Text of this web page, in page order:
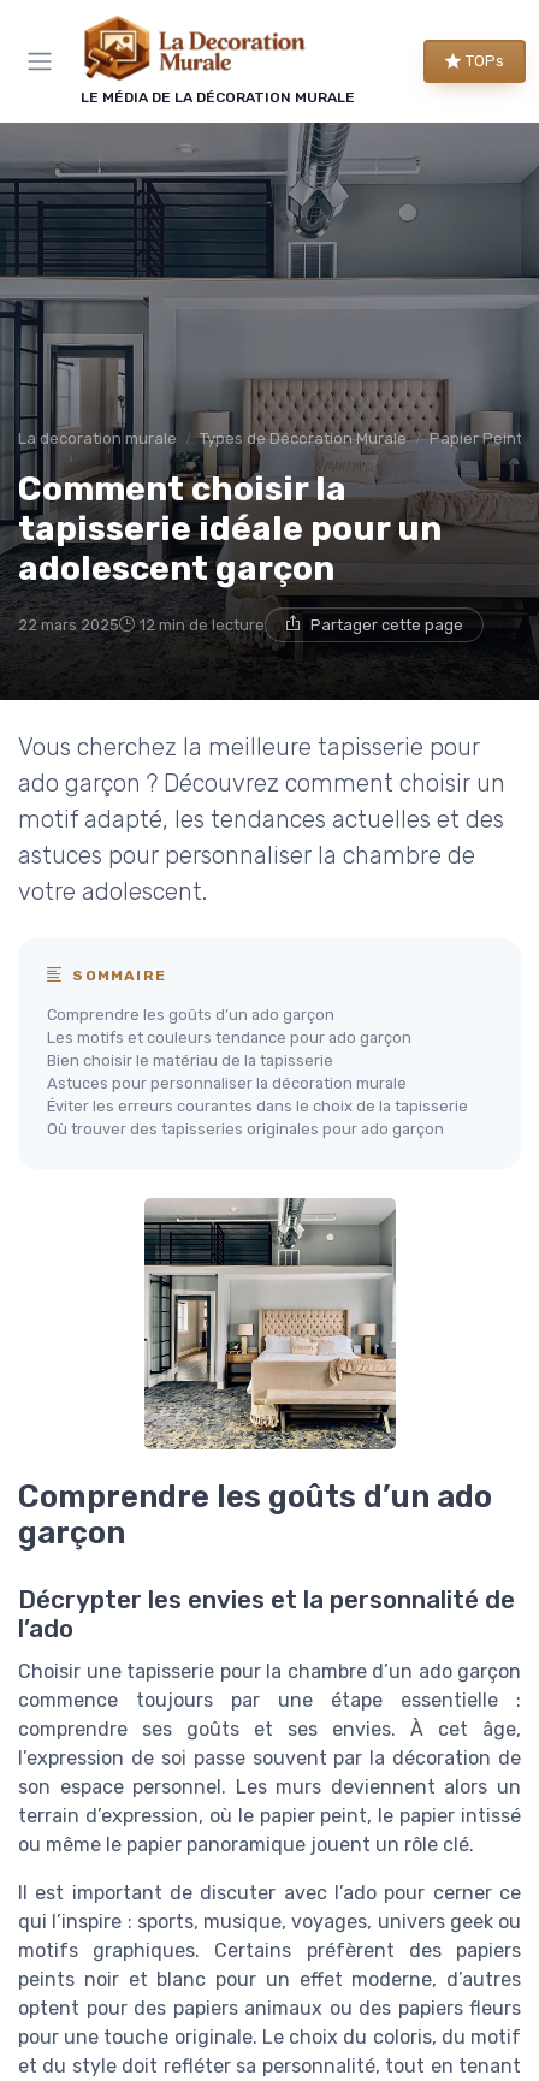
LE MÉDIA DE LA DÉCORATION MURALE
TOPs
La decoration murale Types de Décoration Murale Papier Peint
Comment choisir la
tapisserie idéale pour un
adolescent garçon
22 mars 2025 12 min de lecture Partager cette page
Vous cherchez la meilleure tapisserie pour
ado garçon ? Découvrez comment choisir un
motif adapté, les tendances actuelles et des
astuces pour personnaliser la chambre de
votre adolescent.
SOMMAIRE
Comprendre les goûts d’un ado garçon
Les motifs et couleurs tendance pour ado garçon
Bien choisir le matériau de la tapisserie
Astuces pour personnaliser la décoration murale
Éviter les erreurs courantes dans le choix de la tapisserie
Où trouver des tapisseries originales pour ado garçon
Comprendre les goûts d’un ado
garçon
Décrypter les envies et la personnalité de
l’ado
Choisir une tapisserie pour la chambre d’un ado garçon
commence toujours par une étape essentielle :
comprendre ses goûts et ses envies. À cet âge,
l’expression de soi passe souvent par la décoration de
son espace personnel. Les murs deviennent alors un
terrain d’expression, où le papier peint, le papier intissé
ou même le papier panoramique jouent un rôle clé.
Il est important de discuter avec l’ado pour cerner ce
qui l’inspire : sports, musique, voyages, univers geek ou
motifs graphiques. Certains préfèrent des papiers
peints noir et blanc pour un effet moderne, d’autres
optent pour des papiers animaux ou des papiers fleurs
pour une touche originale. Le choix du coloris, du motif
et du style doit refléter sa personnalité, tout en tenant
Panneau de gestion des cookies